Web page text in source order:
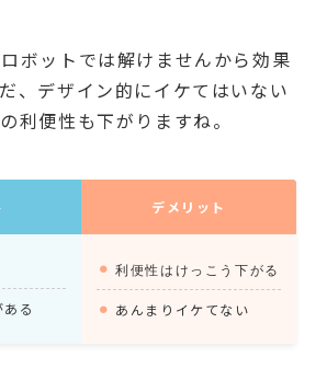
ボットでは解けませんから効果
、デザイン的にイケてはいない
利便性も下がりますね。
デメリット
る
利便性はけっこう下がる
あんまりイケてない